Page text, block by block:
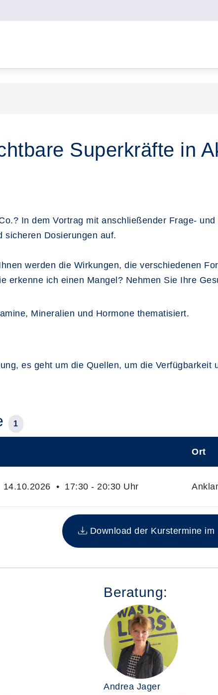
Superkräfte in
In dem Vortrag mit anschließender Frage- und
sicheren Dosierungen auf.
werden die Wirkungen, die verschiedenen
erkenne ich einen Mangel? Nehmen Sie Ihre
Mineralien und Hormone thematisiert.
es geht um die Quellen, um die Verfügbarkeit
1
zum diesen Kurs
Ort
• 17:30 - 20:30 Uhr
Download der Kurstermine im
Beratung:
Andrea Jager